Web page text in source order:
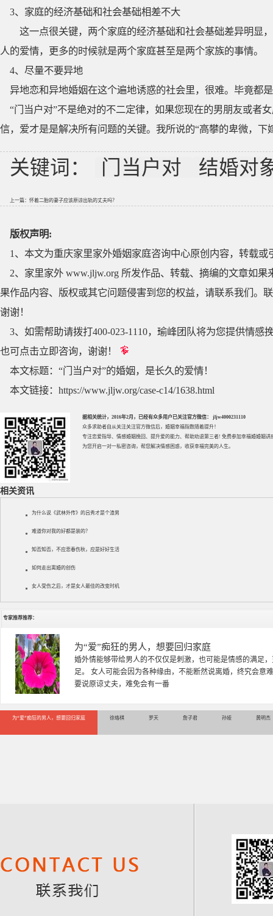
3、家庭的经济基础和社会基础相差不大
这一点很关键，两个家庭的经济基础和社会基础差异明显
人的爱情，更多的时候就是两个家庭甚至是两个家族的事情。
4、尽量不要异地
异地恋和异地婚姻在这个遍地诱惑的社会里，很难。毕竟都
“门当户对”不是绝对的不二定律，如果您现在的男朋友或者
信，爱才是是解决所有问题的关键。我所说的“高攀的卑微，
关键词： 门当户对 结婚对
上一篇： 怀着二胎的妻子应该原谅出轨的丈夫吗？
版权声明:
1、本文为重庆家里家外婚姻家庭咨询中心原创内容，转载
2、家里家外 www.jljw.org 所发作品、转载、摘编的文章如
果作品内容、版权或其它问题侵害到您的权益，请联系我们。
谢谢！
3、如需帮助请拨打400-023-1110，瑜峰团队将为您提供情
也可点击立即咨询，谢谢！
本文标题： “门当户对”的婚姻，是长久的爱情！
本文链接： https://www.jljw.org/case-c14/1638.html
据相关统计，2016年2月，已经有众多用户已关注官方微信： jljw4000231110
众多求助者自从关注关注官方微信后，婚姻幸福指数随着提升！
专注恋爱指导、 情感婚姻挽回 、提升爱的能力、帮助劝退第三者! 免费参加幸福婚婚姻讲
为您开启一对一私密咨询，帮您解决情感困惑，收获幸福完美的人生。
相关资讯
为什么说《武林外传》的吕秀才是个渣男
难道你对我的好都是装的？
知否知否，不应悲春伤秋，应是好好生活
如何走出离婚的创伤
女人受伤之后，才是女人最佳的改变时机
专家推荐推荐：
徐珞棋
徐珞棋，婚姻家庭咨询师，毕业于重庆师范大学心理学专业
多年，对婚姻情感分析、恋爱择偶、夫妻关系，情感挽回、
千小时，积累了丰富的咨
为“爱”痴狂的男人，想要回归家庭 徐珞棋 罗天 詹子君 孙娅 黄明杰